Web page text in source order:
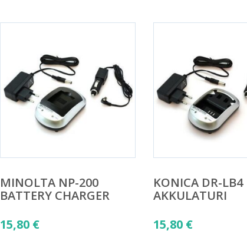
MINOLTA NP-200
BATTERY CHARGER
15,80 €
KONICA DR-LB4
AKKULATURI
15,80 €